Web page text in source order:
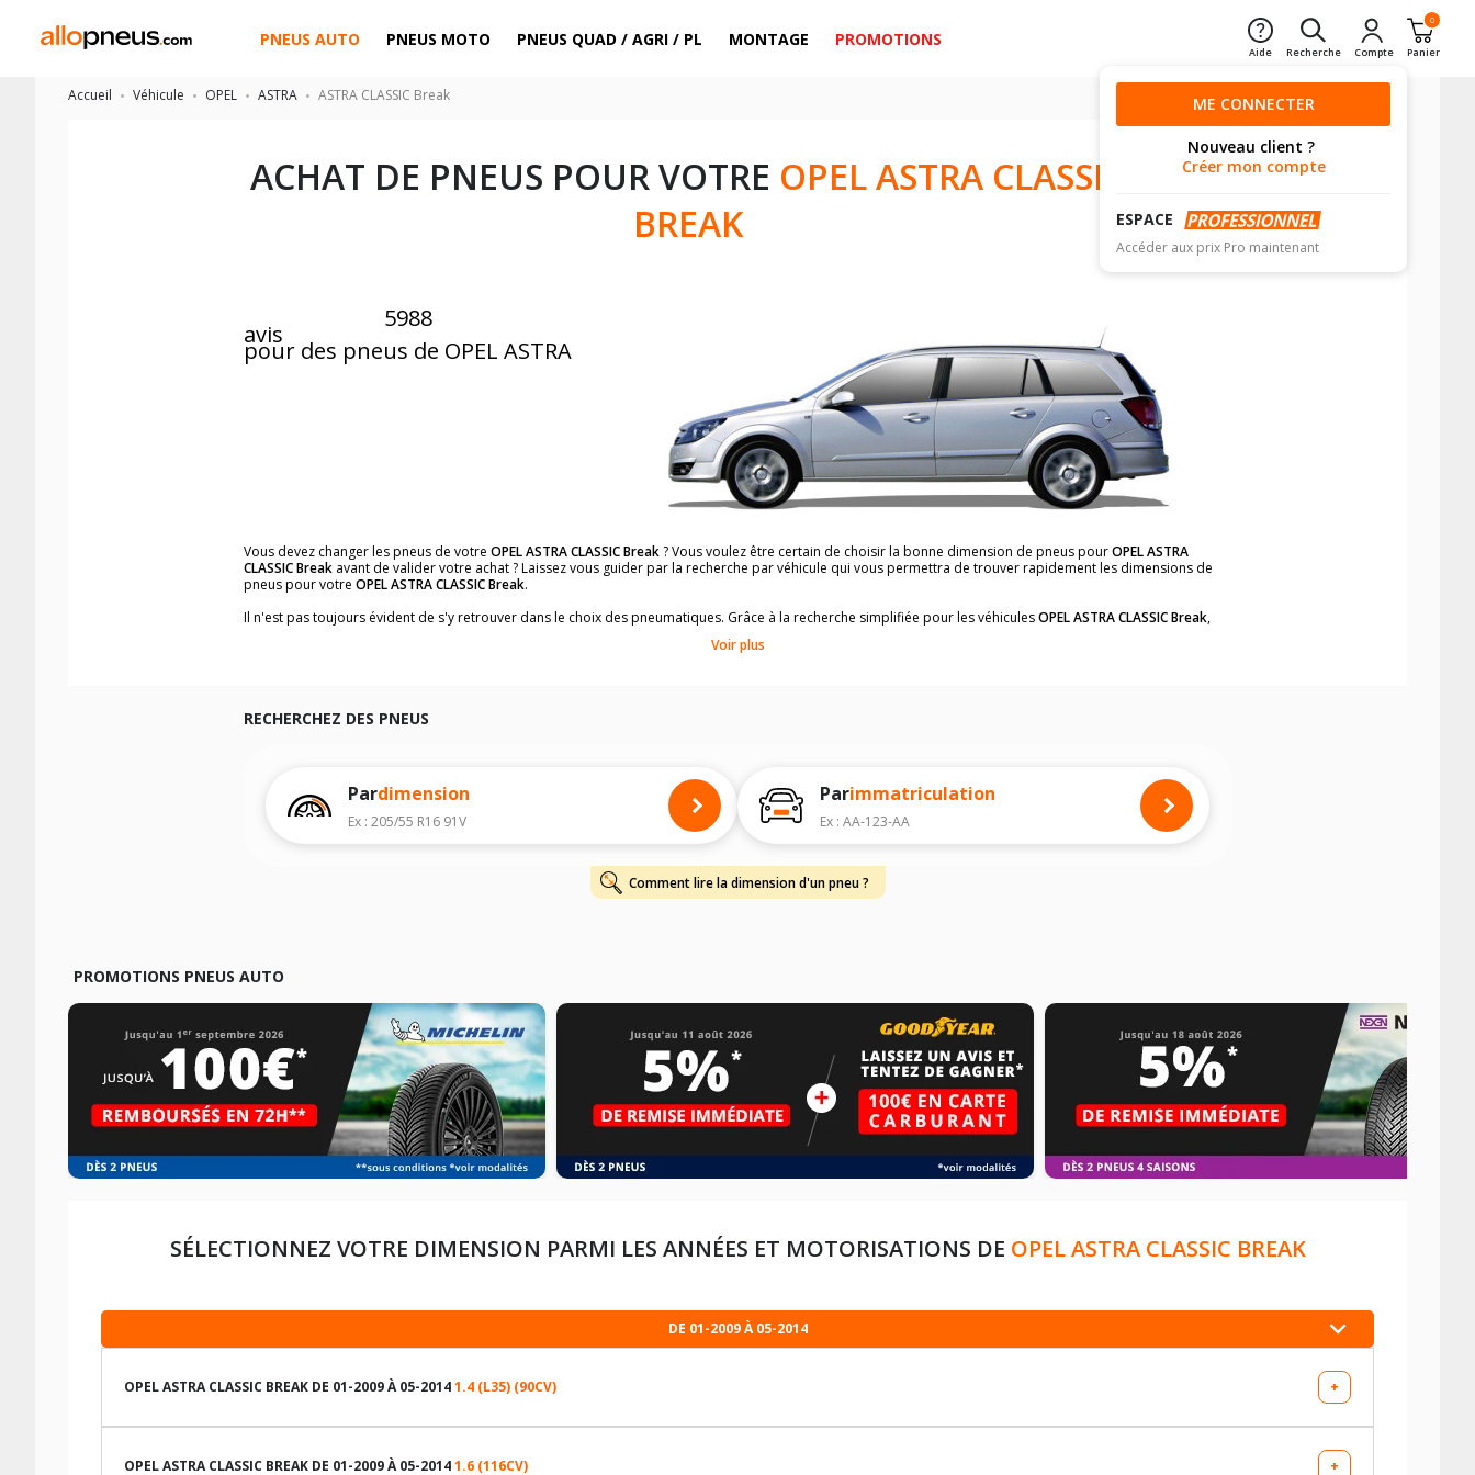
PNEUS AUTO PNEUS MOTO PNEUS QUAD / AGRI / PL MONTAGE PROMOTIONS
Aide Recherche Compte
0
Panier
ME CONNECTER
Nouveau client ?
Créer mon compte
ESPACE
Accéder aux prix Pro maintenant
Accueil Véhicule OPEL ASTRA ASTRA CLASSIC Break
ACHAT DE PNEUS POUR VOTRE OPEL ASTRA CLASSIC
BREAK
5988
avis
pour des pneus de OPEL ASTRA
Vous devez changer les pneus de votre OPEL ASTRA CLASSIC Break? Vous voulez être certain de choisir la bonne dimension de pneus pourOPEL ASTRA
CLASSIC Break avant de valider votre achat ? Laissez vous guider par la recherche par véhicule qui vous permettra de trouver rapidement les dimensions de
pneus pour votre OPEL ASTRA CLASSIC Break.
Il n'est pas toujours évident de s'y retrouver dans le choix des pneumatiques. Grâce à la recherche simplifiée pour les véhiculesOPEL ASTRA CLASSIC Break,
Vous ne savez pas comment trouver les dimensions de vos pneus ? Ces informations sont indiquées sur le flanc des pneumatiques, dans le carnet de bord du
véhicule, sans oublier les indices de charge et de vitesse, indispensables pour que votre dimension soit complète.
Voir plus
RECHERCHEZ DES PNEUS
Pardimension
Ex : 205/55 R16 91V
Parimmatriculation
Ex : AA-123-AA
Comment lire la dimension d'un pneu ?
PROMOTIONS PNEUS AUTO
SÉLECTIONNEZ VOTRE DIMENSION PARMI LES ANNÉES ET MOTORISATIONS DE OPEL ASTRA CLASSIC BREAK
DE 01-2009 À 05-2014
OPEL ASTRA CLASSIC BREAK DE 01-2009 À 05-20141.4 (L35) (90CV) +
LES DIMENSIONS COMPATIBLES
OPEL ASTRA CLASSIC BREAK DE 01-2009 À 05-20141.6 (116CV) +